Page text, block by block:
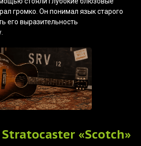
громко. Он понимал язык старого
его выразительность
Stratocaster «Scotch»